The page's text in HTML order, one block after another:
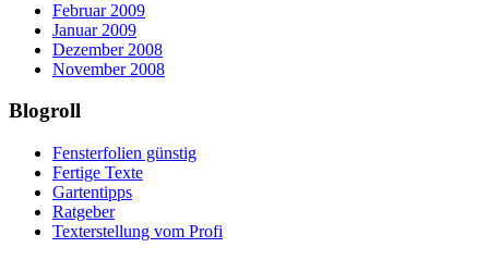
Februar 2009
Januar 2009
Dezember 2008
November 2008
Blogroll
Fensterfolien günstig
Fertige Texte
Gartentipps
Ratgeber
Texterstellung vom Profi